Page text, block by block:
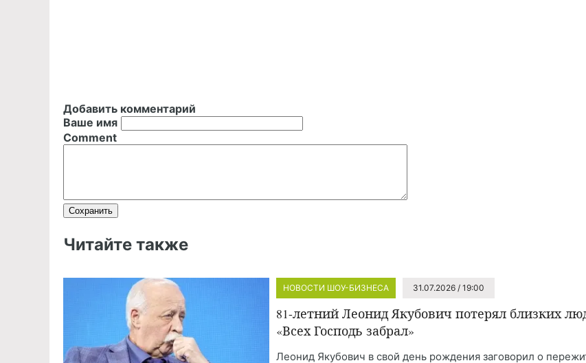
Добавить комментарий
Ваше имя
Comment
Читайте также
НОВОСТИ ШОУ-БИЗНЕСА 31.07.2026 / 19:00
81-летний Леонид Якубович потерял близких
«Всех Господь забрал»
Леонид Якубович в свой день рождения заговорил о